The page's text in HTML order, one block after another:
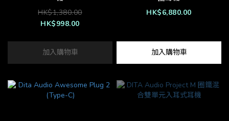
HK$1,380.00
HK$998.00
加入購物車
HK$6,880.00
加入購物車